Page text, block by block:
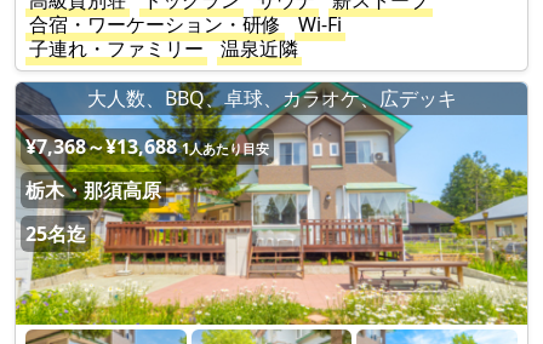
合宿・ワーケーション・研修
Wi-Fi
子連れ・ファミリー
温泉近隣
大人数、BBQ、卓球、カラオケ、広デッキ
¥7,368～¥13,688 1人あたり目安
栃木・那須高原
25名迄